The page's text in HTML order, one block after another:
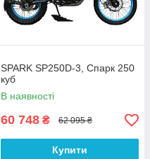
SPARK SP250D-3, Спарк 250
куб
В наявності
60 748 ₴ 62 095 ₴
Купити